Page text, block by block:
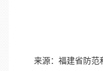
来源：福建省防范